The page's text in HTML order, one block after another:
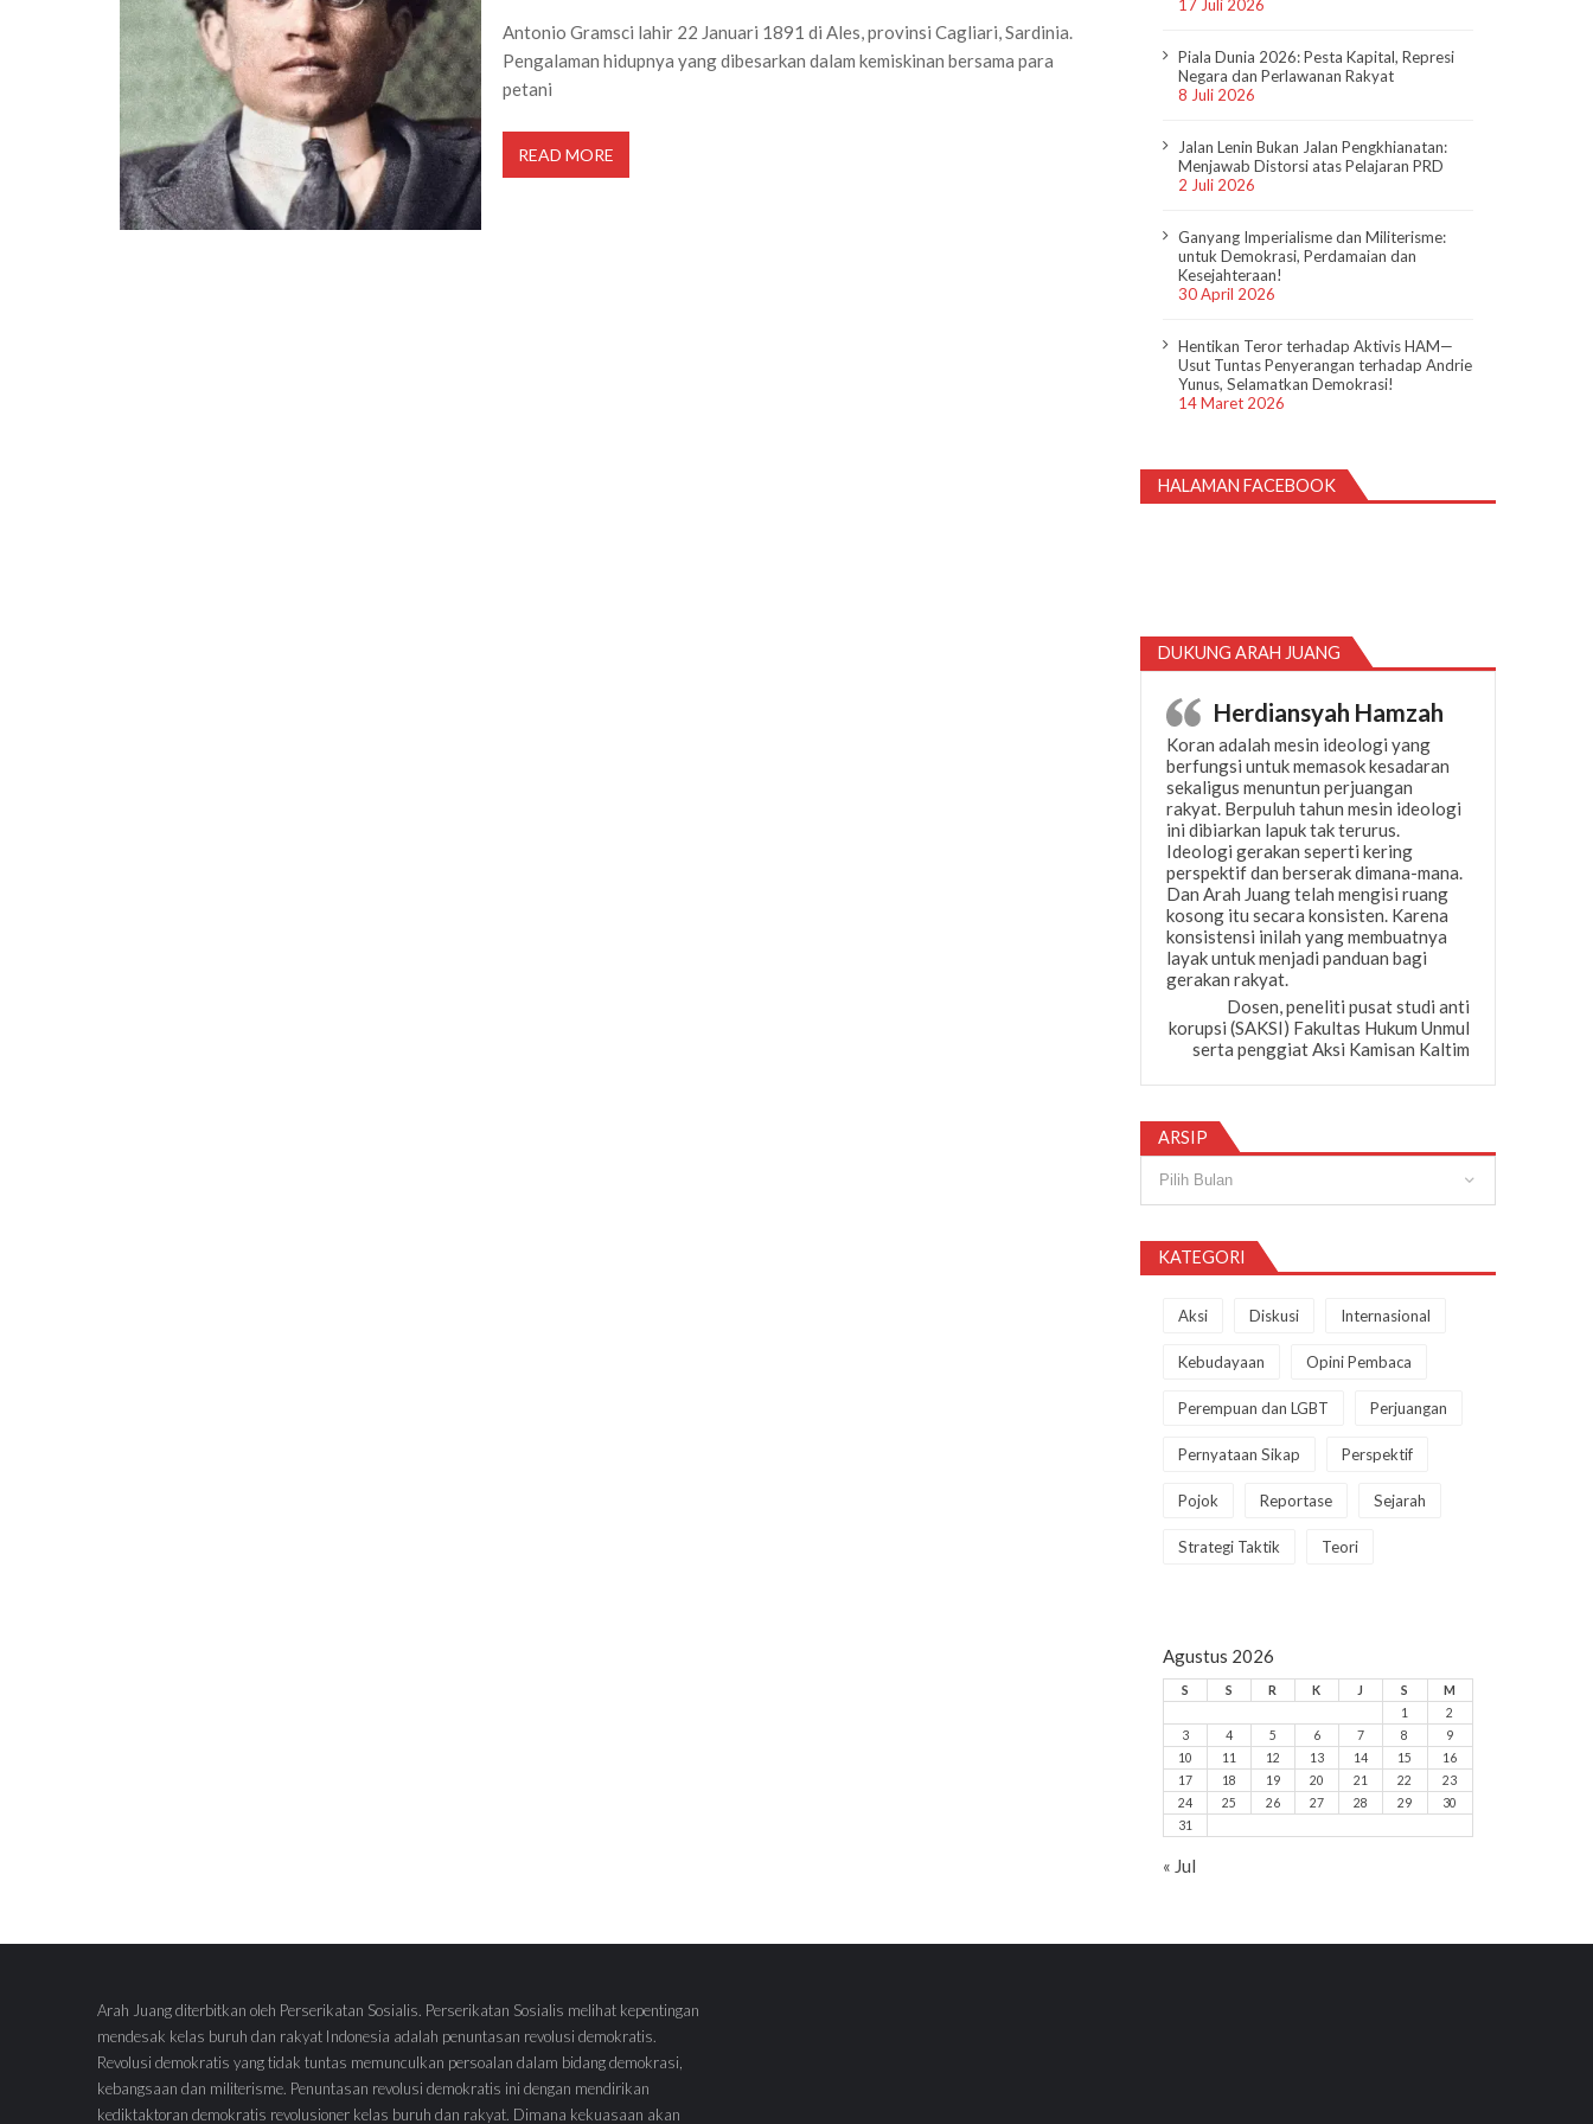
Antonio Gramsci lahir 22 Januari 1891 di Ales, provinsi Cagliari, Sardinia.
Pengalaman hidupnya yang dibesarkan dalam kemiskinan bersama para
petani
READ MORE
17 Juli 2026
Piala Dunia 2026: Pesta Kapital, Represi
Negara dan Perlawanan Rakyat
8 Juli 2026
Jalan Lenin Bukan Jalan Pengkhianatan:
Menjawab Distorsi atas Pelajaran PRD
2 Juli 2026
Ganyang Imperialisme dan Militerisme:
untuk Demokrasi, Perdamaian dan
Kesejahteraan!
30 April 2026
Hentikan Teror terhadap Aktivis HAM—
Usut Tuntas Penyerangan terhadap Andrie
Yunus, Selamatkan Demokrasi!
14 Maret 2026
HALAMAN FACEBOOK
DUKUNG ARAH JUANG
Herdiansyah Hamzah
Koran adalah mesin ideologi yang
berfungsi untuk memasok kesadaran
sekaligus menuntun perjuangan
rakyat. Berpuluh tahun mesin ideologi
ini dibiarkan lapuk tak terurus.
Ideologi gerakan seperti kering
perspektif dan berserak dimana-mana.
Dan Arah Juang telah mengisi ruang
kosong itu secara konsisten. Karena
konsistensi inilah yang membuatnya
layak untuk menjadi panduan bagi
gerakan rakyat.
Dosen, peneliti pusat studi anti
korupsi (SAKSI) Fakultas Hukum Unmul
serta penggiat Aksi Kamisan Kaltim
ARSIP
KATEGORI
Aksi Diskusi Internasional
Kebudayaan Opini Pembaca
Perempuan dan LGBT Perjuangan
Pernyataan Sikap Perspektif
Pojok Reportase Sejarah
Strategi Taktik Teori
Agustus 2026
S S R K J S
M
1
2
3
4 5 6 7 8
9
10
11 12 13 14 15
16
17
18 19 20 21 22
23
24
25 26 27 28 29
30
31
« Jul
Arah Juang diterbitkan oleh Perserikatan Sosialis. Perserikatan Sosialis melihat kepentingan
mendesak kelas buruh dan rakyat Indonesia adalah penuntasan revolusi demokratis.
Revolusi demokratis yang tidak tuntas memunculkan persoalan dalam bidang demokrasi,
kebangsaan dan militerisme. Penuntasan revolusi demokratis ini dengan mendirikan
kediktaktoran demokratis revolusioner kelas buruh dan rakyat. Dimana kekuasaan akan